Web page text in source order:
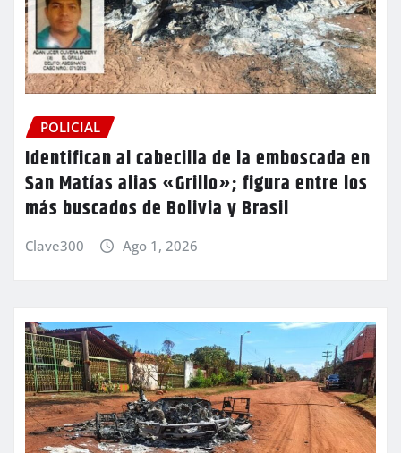
POLICIAL
Identifican al cabecilla de la emboscada en
San Matías alias «Grillo»; figura entre los
más buscados de Bolivia y Brasil
Clave300 Ago 1, 2026